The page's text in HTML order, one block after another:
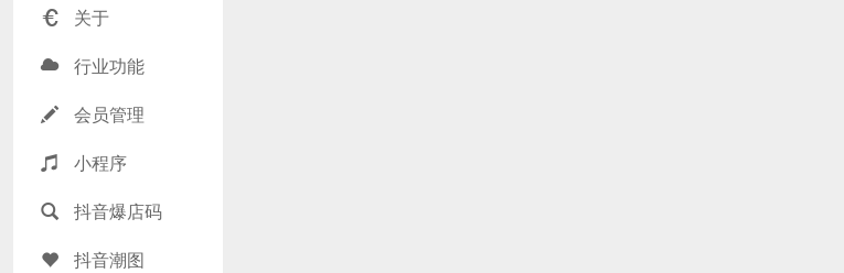
关于
行业功能
会员管理
小程序
抖音爆店码
抖音潮图